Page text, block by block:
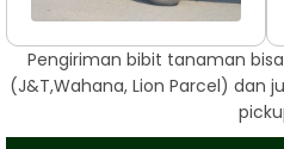
Pengiriman bibit tanaman
(J&T,Wahana, Lion Parcel) dan